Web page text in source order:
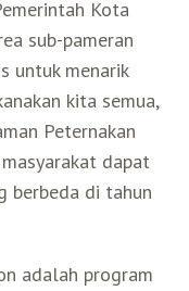
Kota
sub-pameran
untuk menarik
kita semua,
Peternakan
dapat
berbeda di tahun
adalah program